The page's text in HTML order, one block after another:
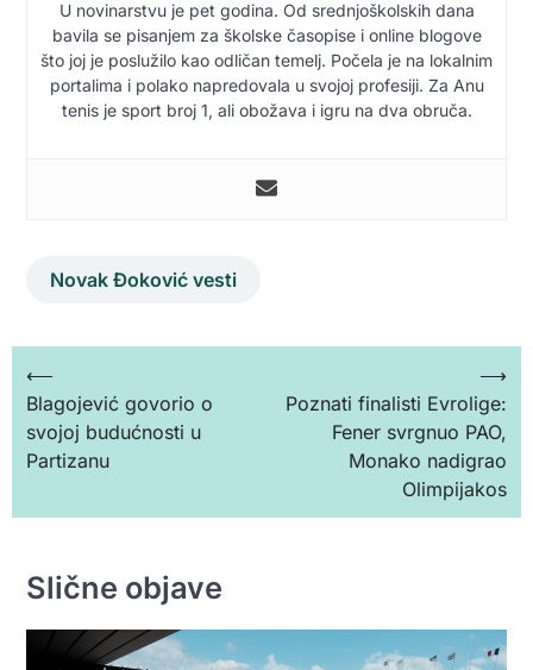
U novinarstvu je pet godina. Od srednjoškolskih dana
bavila se pisanjem za školske časopise i online blogove
što joj je poslužilo kao odličan temelj. Počela je na lokalnim
portalima i polako napredovala u svojoj profesiji. Za Anu
tenis je sport broj 1, ali obožava i igru na dva obruča.
Novak Đoković vesti
Кретање
чланка
⟵
Blagojević govorio o
svojoj budućnosti u
Partizanu
Poznati finalisti Evrolige:
Fener svrgnuo PAO,
Monako nadigrao
Olimpijakos
⟶
Slične objave